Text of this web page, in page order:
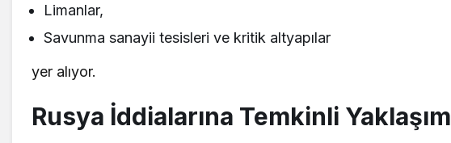
Limanlar,
Savunma sanayii tesisleri ve kritik altyapılar
yer alıyor.
Rusya İddialarına Temkinli Yaklaşım